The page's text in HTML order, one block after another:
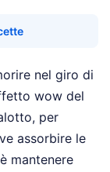
nel giro di
wow del
per
assorbire le
mantenere